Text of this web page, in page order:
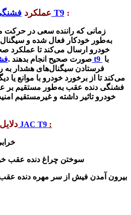
عملکرد فشنگی دنده عقب کی ام سی T9 :
زمانی که راننده سعی در
به‌طور خودکار فعال شده و
خودرو ارسال می‌کند تا عملکرد
صورت صحیح انجام بدهند . فشنگی دنده عقب کی ام سی t9
فرستادن سیگنال‌های هشدار به
می‌کند تا از برخورد خودرو با موانع
فشنگی دنده عقب به‌طور مستقیم بر
خودرو تاثیر داشته و غیرمستقیم
فشنگی دنده عقب JAC T9 :
-